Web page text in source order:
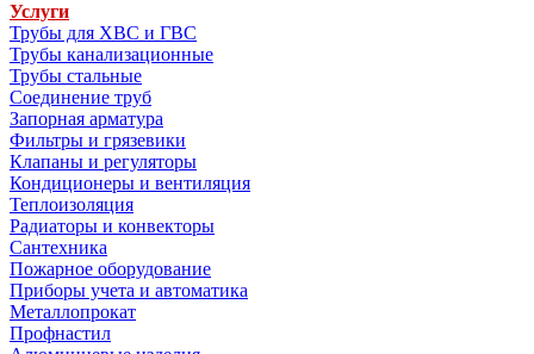
Услуги
Трубы для ХВС и ГВС
Трубы канализационные
Трубы стальные
Соединение труб
Запорная арматура
Фильтры и грязевики
Клапаны и регуляторы
Кондиционеры и вентиляция
Теплоизоляция
Радиаторы и конвекторы
Сантехника
Пожарное оборудование
Приборы учета и автоматика
Металлопрокат
Профнастил